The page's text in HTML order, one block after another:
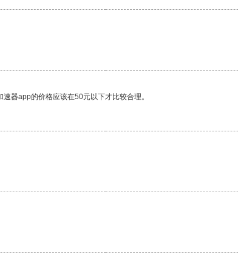
器app的价格应该在50元以下才比较合理。